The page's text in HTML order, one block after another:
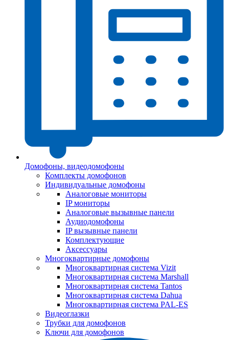
Домофоны, видеодомофоны
Комплекты домофонов
Индивидуальные домофоны
Аналоговые мониторы
IP мониторы
Аналоговые вызывные панели
Аудиодомофоны
IP вызывные панели
Комплектующие
Аксессуары
Многоквартирные домофоны
Многоквартирная система Vizit
Многоквартирная система Marshall
Многоквартирная система Tantos
Многоквартирная система Dahua
Многоквартирная система PAL-ES
Видеоглазки
Трубки для домофонов
Ключи для домофонов